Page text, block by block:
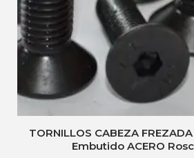
TORNILLOS CABEZA
Embutido ACERO